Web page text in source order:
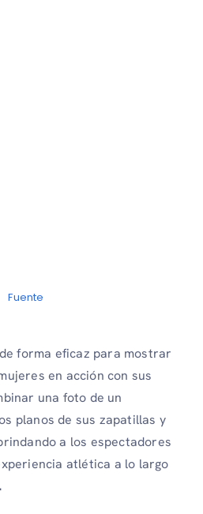
Fuente
forma eficaz para mostrar
en acción con sus
una foto de un
planos de sus zapatillas y
a los espectadores
atlética a lo largo
.